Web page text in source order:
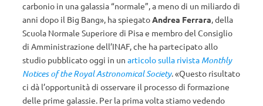
carbonio in una galassia “normale”, a meno di un miliardo di
anni dopo il Big Bang», ha spiegatoAndrea Ferrara, della
Scuola Normale Superiore di Pisa e membro del Consiglio
di Amministrazione dell’INAF, che ha partecipato allo
studio pubblicato oggi in un articolo sulla rivista Monthly
Notices of the Royal Astronomical Society. «Questo risultato
ci dà l’opportunità di osservare il processo di formazione
delle prime galassie. Per la prima volta stiamo vedendo